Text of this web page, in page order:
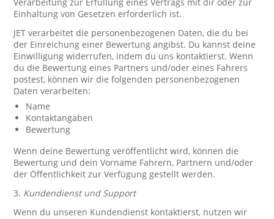
Einhaltung von Gesetzen erforderlich ist.
JET verarbeitet die personenbezogenen Daten, die du bei
der Einreichung einer Bewertung angibst. Du kannst deine
Einwilligung widerrufen, indem du uns kontaktierst. Wenn
du die Bewertung eines Partners und/oder eines Fahrers
postest, können wir die folgenden personenbezogenen
Daten verarbeiten:
Name
Kontaktangaben
Bewertung
Wenn deine Bewertung veröffentlicht wird, können die
Bewertung und dein Vorname Fahrern, Partnern und/oder
der Öffentlichkeit zur Verfügung gestellt werden.
3. Kundendienst und Support
Wenn du unseren Kundendienst kontaktierst, nutzen wir